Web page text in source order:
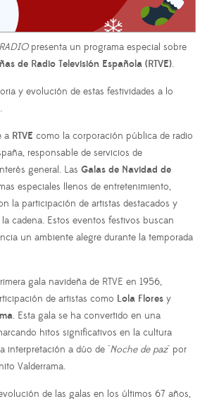
presenta un programa especial sobre
de Radio Televisión Española (RTVE).
y evolución de estas festividades a lo
a RTVE como la corporación pública de radio
responsable de servicios de
general. Las Galas de Navidad de
especiales llenos de entretenimiento,
la participación de artistas destacados y
cadena. Estos eventos festivos buscan
un ambiente alegre durante la temporada
gala navideña de RTVE en 1956,
de artistas como Lola Flores y
. Esta gala se ha convertido en una
hitos significativos en la cultura
interpretación a dúo de "Noche de paz" por
Valderrama.
de las galas en los últimos 67 años,